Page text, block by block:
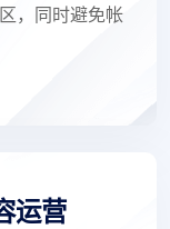
，同时避免帐
运营